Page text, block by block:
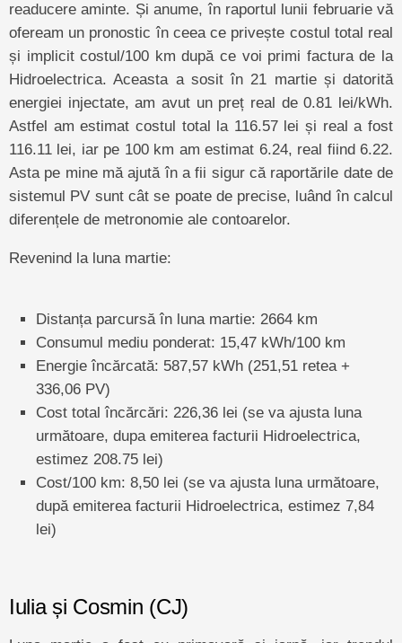
readucere aminte. Și anume, în raportul lunii februarie vă
ofeream un pronostic în ceea ce privește costul total real
și implicit costul/100 km după ce voi primi factura de la
Hidroelectrica. Aceasta a sosit în 21 martie și datorită
energiei injectate, am avut un preț real de 0.81 lei/kWh.
Astfel am estimat costul total la 116.57 lei și real a fost
116.11 lei, iar pe 100 km am estimat 6.24, real fiind 6.22.
Asta pe mine mă ajută în a fii sigur că raportările date de
sistemul PV sunt cât se poate de precise, luând în calcul
diferențele de metronomie ale contoarelor.
Revenind la luna martie:
Distanța parcursă în luna martie: 2664 km
Consumul mediu ponderat: 15,47 kWh/100 km
Energie încărcată: 587,57 kWh (251,51 retea +
336,06 PV)
Cost total încărcări: 226,36 lei (se va ajusta luna
următoare, dupa emiterea facturii Hidroelectrica,
estimez 208.75 lei)
Cost/100 km: 8,50 lei (se va ajusta luna următoare,
după emiterea facturii Hidroelectrica, estimez 7,84
lei)
Iulia și Cosmin (CJ)